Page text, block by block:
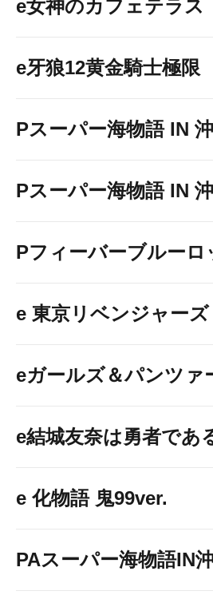
e女神のカフェテラス
e牙狼12黄金騎士極限
Pスーパー海物語 IN
Pスーパー海物語 IN
Pフィーバーブルー
e 東京リベンジャー
eガールズ＆パンツァ
e結城友奈は勇者であ
e 化物語 鬼99ver.
PAスーパー海物語IN